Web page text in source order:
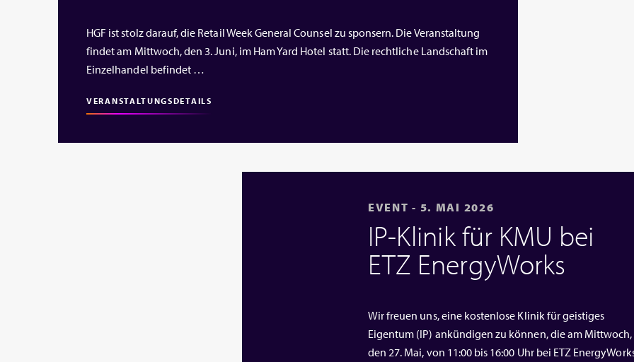
HGF ist stolz darauf, die Retail Week General Counsel zu sponsern. Die Veranstaltung
findet am Mittwoch, den 3. Juni, im Ham Yard Hotel statt. Die rechtliche Landschaft im
Einzelhandel befindet …
VERANSTALTUNGSDETAILS
EVENT - 5. MAI 2026
IP‑Klinik für KMU bei
ETZ EnergyWorks
Wir freuen uns, eine kostenlose Klinik für geistiges
Eigentum (IP) ankündigen zu können, die am Mittwoch,
den 27. Mai, von 11:00 bis 16:00 Uhr bei ETZ